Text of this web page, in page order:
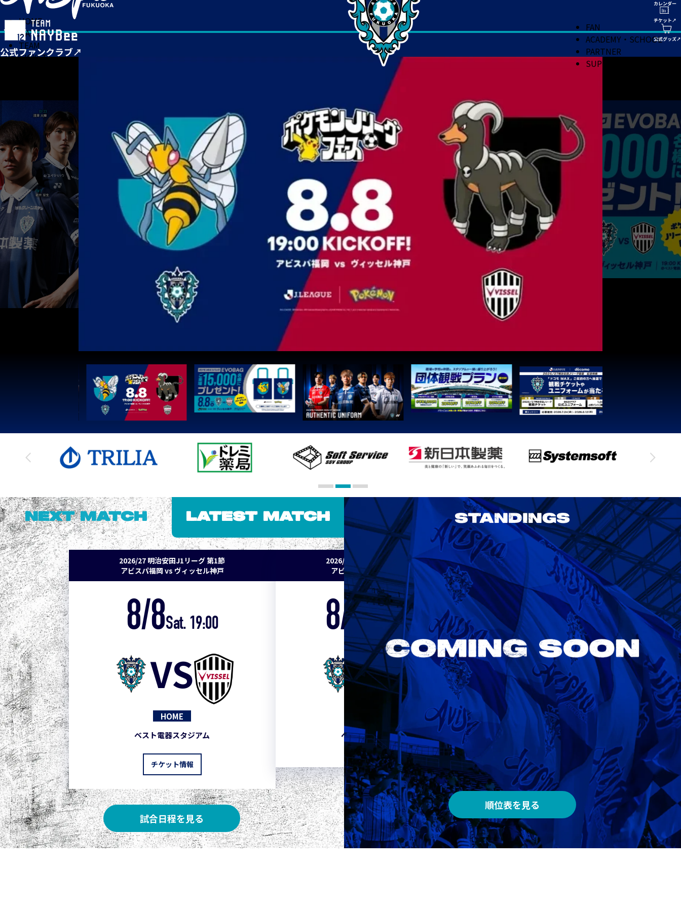
HOME
MATCH
TEAM
TICKET
FAN
ACADEMY・SCHOOL
PARTNER
SUPPORT
NEXT MATCH LATEST MATCH
2026/27 明治安田J1リーグ 第1節
アビスパ福岡 vs ヴィッセル神戸
8/8Sat. 19:00
VS
HOME
ベスト電器スタジアム
チケット情報
2026/27 明治安田J1リーグ 第2節
アビスパ福岡 vs セレッソ大阪
8/15Sat. 19:00
VS
ベスト電器スタジアム
2026/27 明治安田J1リーグ 第3節
アビスパ福岡 vs 鹿島アントラーズ
8/22Sat. 18:00
VS
AWAY
メルカリスタジアム
試合日程を見る
STANDINGS
順位表を見る